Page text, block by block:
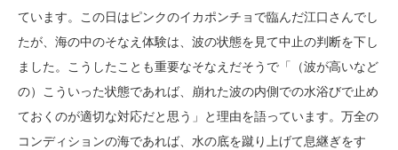
ています。この日はピンクのイカポンチョで臨んだ江口さんでし
たが、海の中のそなえ体験は、波の状態を見て中止の判断を下し
ました。こうしたことも重要なそなえだそうで「（波が高いなど
の）こういった状態であれば、崩れた波の内側での水浴びで止め
ておくのが適切な対応だと思う」と理由を語っています。万全の
コンディションの海であれば、水の底を蹴り上げて息継ぎをす